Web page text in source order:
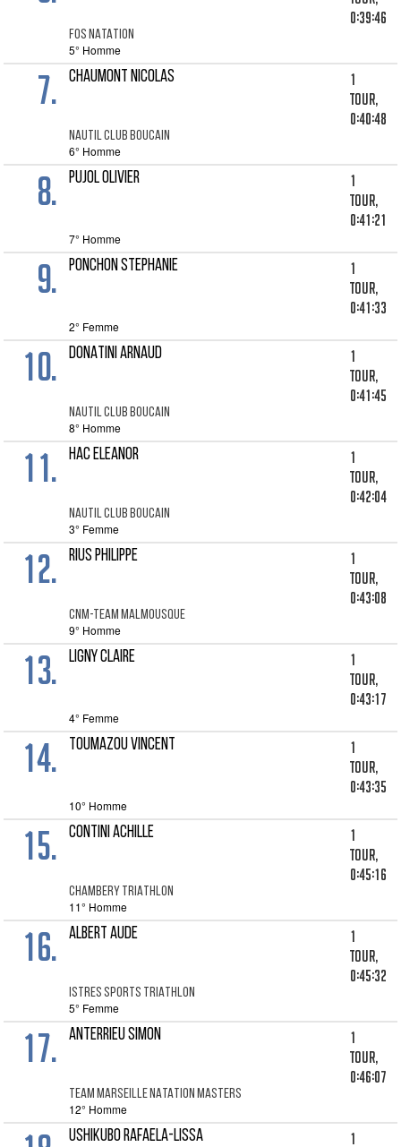
FOS NATATION
0:39:46
5° Homme
7. CHAUMONT NICOLAS
NAUTIL CLUB BOUCAIN
1
tour,
0:40:48
6° Homme
8. PUJOL OLIVIER
1
tour,
0:41:21
7° Homme
9. PONCHON STEPHANIE
1
tour,
0:41:33
2° Femme
10. DONATINI ARNAUD
NAUTIL CLUB BOUCAIN
1
tour,
0:41:45
8° Homme
11. HAC ELEANOR
NAUTIL CLUB BOUCAIN
1
tour,
0:42:04
3° Femme
12. RIUS PHILIPPE
CNM-TEAM MALMOUSQUE
1
tour,
0:43:08
9° Homme
13. LIGNY CLAIRE
1
tour,
0:43:17
4° Femme
14. TOUMAZOU VINCENT
1
tour,
0:43:35
10° Homme
15. CONTINI ACHILLE
CHAMBERY TRIATHLON
1
tour,
0:45:16
11° Homme
16. ALBERT AUDE
ISTRES SPORTS TRIATHLON
1
tour,
0:45:32
5° Femme
17. ANTERRIEU SIMON
TEAM MARSEILLE NATATION MASTERS
1
tour,
0:46:07
12° Homme
USHIKUBO RAFAELA-LISSA 1